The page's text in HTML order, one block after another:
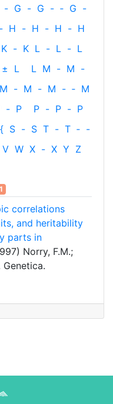
- G - G - ‐ G -
- H - H - H - H
K - K L - L - L
± L L M - M -
M - M - M - ‐ M
- P P - P - P
{ S - S T - T ‐ -
V W X - X Y Z
1
correlations
and heritability
parts in
Norry, F.M.;
Genetica.